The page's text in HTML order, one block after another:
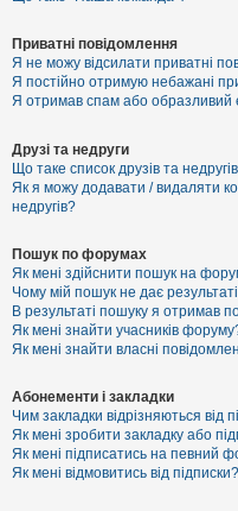
Приватні повідомлення
Я не можу відсилати приватні
Я постійно отримую небажані
Я отримав спам або образливий
Друзі та недруги
Що таке список друзів та
Як я можу додавати / видаляти
недругів?
Пошук по форумах
Як мені здійснити пошук на
Чому мій пошук не дає
В результаті пошуку я отримав
Як мені знайти учасників
Як мені знайти власні
Абонементи і закладки
Чим закладки відрізняються від
Як мені зробити закладку або
Як мені підписатись на певний
Як мені відмовитись від підписки?